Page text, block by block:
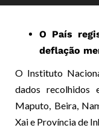
O País
deflação
O Instituto
dados recolhidos
Maputo, Beira,
Xai e Província de